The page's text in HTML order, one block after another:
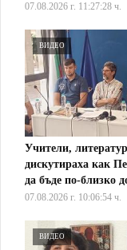
07.08.2026 г. 11:27:28 ч.
ВИДЕО
Учители,
дискутираха как
да бъде по-близко
07.08.2026 г. 10:06:54 ч.
ВИДЕО